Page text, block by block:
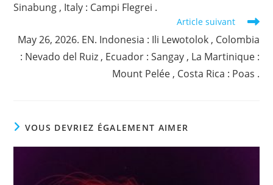
Sinabung , Italy : Campi Flegrei .
Article suivant
May 26, 2026. EN. Indonesia : Ili Lewotolok , Colombia
: Nevado del Ruiz , Ecuador : Sangay , La Martinique :
Mount Pelée , Costa Rica : Poas .
VOUS DEVRIEZ ÉGALEMENT AIMER